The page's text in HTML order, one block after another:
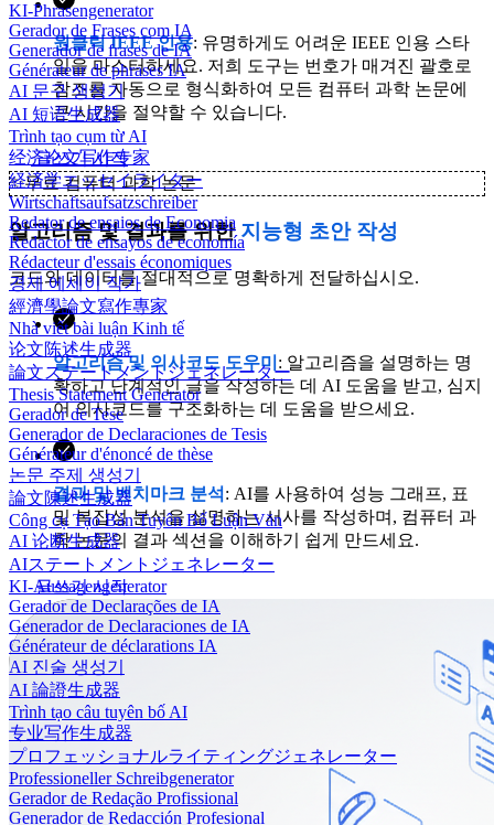
KI-Phrasengenerator
Gerador de Frases com IA
Generador de frases de IA
Générateur de phrases IA
AI 문구 생성기
AI 短语生成器
Trình tạo cụm từ AI
经济论文写作专家
経済学エッセイライター
Wirtschaftsaufsatzschreiber
Redator de ensaios de Economia
Redactor de ensayos de economía
Rédacteur d'essais économiques
경제 에세이 작가
經濟學論文寫作專家
Nhà viết bài luận Kinh tế
论文陈述生成器
論文ステートメントジェネレーター
Thesis Statement Generator
Gerador de Tese
Generador de Declaraciones de Tesis
Générateur d'énoncé de thèse
논문 주제 생성기
論文陳述生成器
Công cụ Tạo Bản Tuyên Bố Luận Văn
AI 论断生成器
AIステートメントジェネレーター
KI-Aussagengenerator
Gerador de Declarações de IA
Generador de Declaraciones de IA
Générateur de déclarations IA
AI 진술 생성기
AI 論證生成器
Trình tạo câu tuyên bố AI
专业写作生成器
プロフェッショナルライティングジェネレーター
Professioneller Schreibgenerator
Gerador de Redação Profissional
Generador de Redacción Profesional
원클릭 IEEE 인용: 유명하게도 어려운 IEEE 인용 스타
일을 마스터하세요. 저희 도구는 번호가 매겨진 괄호로
참조를 자동으로 형식화하여 모든 컴퓨터 과학 논문에
큰 시간을 절약할 수 있습니다.
글쓰기 시작
✨무료 컴퓨터 과학 논문
알고리즘 및 결과를 위한지능형 초안 작성
코드와 데이터를 절대적으로 명확하게 전달하십시오.
알고리즘 및 의사코드 도우미 : 알고리즘을 설명하는 명
확하고 단계적인 글을 작성하는 데 AI 도움을 받고, 심지
어 의사코드를 구조화하는 데 도움을 받으세요.
결과 및 벤치마크 분석 : AI를 사용하여 성능 그래프, 표
및 복잡성 분석을 설명하는 서사를 작성하며, 컴퓨터 과
학 논문의 결과 섹션을 이해하기 쉽게 만드세요.
글쓰기 시작